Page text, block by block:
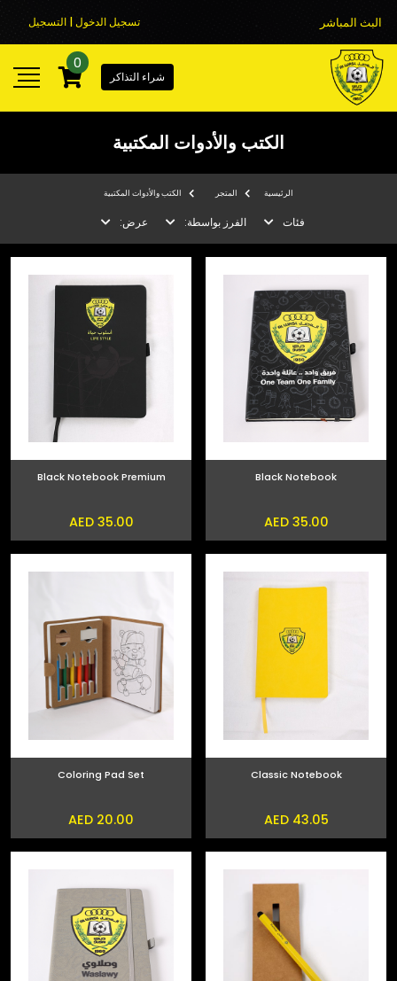
البث المباشر تسجيل الدخول | التسجيل
شراء التذاكر
0
الكتب والأدوات المكتبية
الرئيسية المتجر الكتب والأدوات المكتبية
فئات الفرز بواسطة: عرض:
Black Notebook
AED 35.00
Black Notebook Premium
AED 35.00
Classic Notebook
AED 43.05
Coloring Pad Set
AED 20.00